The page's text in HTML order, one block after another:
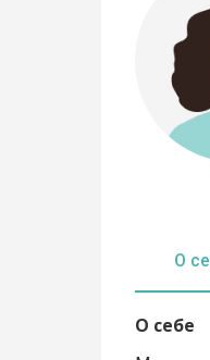
О
О себе